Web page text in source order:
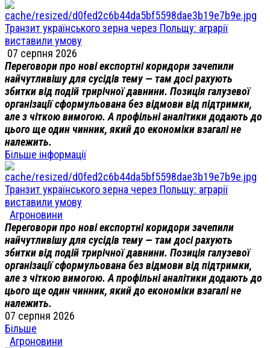
Транзит українського зерна через Польщу: аграрії
виставили умову
07 серпня 2026
Переговори про нові експортні коридори зачепили
найчутливішу для сусідів тему — там досі рахують
збитки від подій трирічної давнини. Позиція галузевої
організації сформульована без відмови від підтримки,
але з чіткою вимогою. А профільні аналітики додають до
цього ще один чинник, який до економіки взагалі не
належить.
Більше інформації
Транзит українського зерна через Польщу: аграрії
виставили умову
Агроновини
Переговори про нові експортні коридори зачепили
найчутливішу для сусідів тему — там досі рахують
збитки від подій трирічної давнини. Позиція галузевої
організації сформульована без відмови від підтримки,
але з чіткою вимогою. А профільні аналітики додають до
цього ще один чинник, який до економіки взагалі не
належить.
07 серпня 2026
Більше
Агроновини